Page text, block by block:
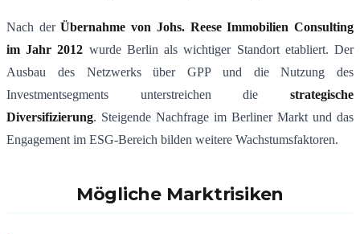
Nach derÜbernahme von Johs. Reese Immobilien Consulting
im Jahr 2012 wurde Berlin als wichtiger Standort etabliert. Der
Ausbau des Netzwerks über GPP und die Nutzung des
Investmentsegments unterstreichen die strategische
Diversifizierung. Steigende Nachfrage im Berliner Markt und das
Engagement im ESG-Bereich bilden weitere Wachstumsfaktoren.
Mögliche Marktrisiken